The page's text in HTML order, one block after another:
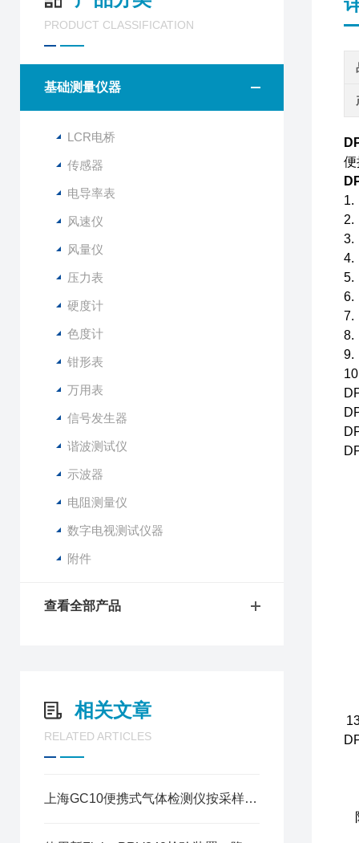
PRODUCT CLASSIFICATION
基础测量仪器
LCR电桥
传感器
电导率表
风速仪
风量仪
压力表
硬度计
色度计
钳形表
万用表
信号发生器
谐波测试仪
示波器
电阻测量仪
数字电视测试仪器
附件
查看全部产品
相关文章
RELATED ARTICLES
上海GC10便携式气体检测仪按采样原理可这样分类
便
1.
2.
3.
4.
5.
6.
8.
9.